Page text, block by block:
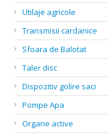
Utilaje agricole
Transmisii cardanice
Sfoara de Balotat
Taler disc
Dispozitiv golire saci
Pompe Apa
Organe active